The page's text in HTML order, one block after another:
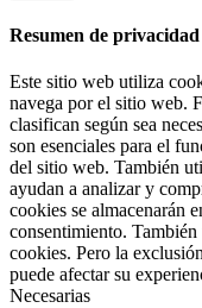
Resumen de privacidad
Este sitio web utiliza
navega por el sitio web.
clasifican según sea
son esenciales para el
del sitio web. También
ayudan a analizar y
cookies se almacenarán
consentimiento.
cookies. Pero la
puede afectar su
Necesarias